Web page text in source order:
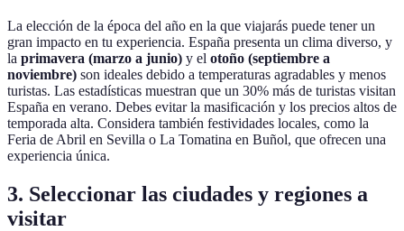
La elección de la época del año en la que viajarás puede tener un
gran impacto en tu experiencia. España presenta un clima diverso, y
la primavera (marzo a junio) y el otoño (septiembre a
noviembre) son ideales debido a temperaturas agradables y menos
turistas. Las estadísticas muestran que un 30% más de turistas visitan
España en verano. Debes evitar la masificación y los precios altos de
temporada alta. Considera también festividades locales, como la
Feria de Abril en Sevilla o La Tomatina en Buñol, que ofrecen una
experiencia única.
3. Seleccionar las ciudades y regiones a
visitar